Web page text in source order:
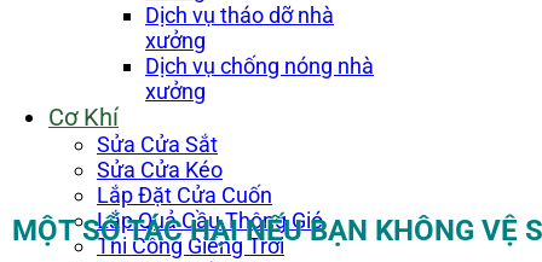
Dịch vụ tháo dỡ nhà
xưởng
Dịch vụ chống nóng nhà
xưởng
Cơ Khí
Sửa Cửa Sắt
Sửa Cửa Kéo
Lắp Đặt Cửa Cuốn
Lắp Quả Cầu Thông Gió
Thi Công Giếng Trời
MỘT SỐ TÁC HẠI NẾU BẠN KHÔNG VỆ